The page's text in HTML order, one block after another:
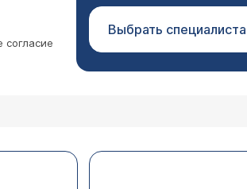
согласие
Выбрать специалиста